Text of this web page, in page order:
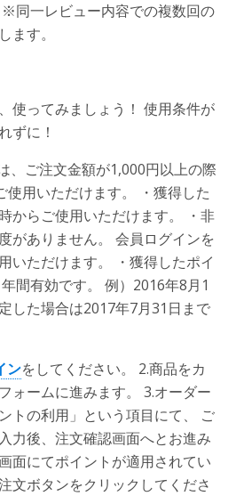
同一レビュー内容での複数回の
ます。
使ってみましょう！ 使用条件が
ずに！
、ご注文金額が1,000円以上の際
使用いただけます。 ・獲得した
からご使用いただけます。 ・非
がありません。 会員ログインを
いただけます。 ・獲得したポイ
間有効です。 例）2016年8月1
した場合は2017年7月31日まで
ンをしてください。 2.商品をカ
ォームに進みます。 3.オーダー
トの利用」という項目にて、 ご
力後、注文確認画面へとお進み
面にてポイントが適用されてい
文ボタンをクリックしてくださ